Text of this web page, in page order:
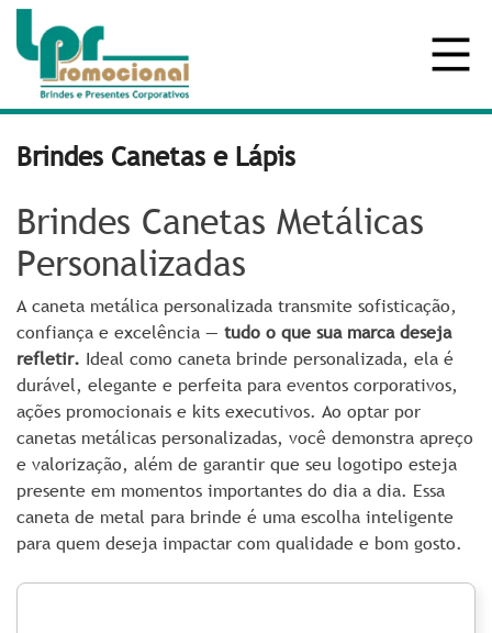
Brindes Canetas e Lápis
Brindes Canetas Metálicas
Personalizadas
A caneta metálica personalizada transmite sofisticação,
confiança e excelência — tudo o que sua marca deseja
refletir. Ideal como caneta brinde personalizada, ela é
durável, elegante e perfeita para eventos corporativos,
ações promocionais e kits executivos. Ao optar por
canetas metálicas personalizadas, você demonstra apreço
e valorização, além de garantir que seu logotipo esteja
presente em momentos importantes do dia a dia. Essa
caneta de metal para brinde é uma escolha inteligente
para quem deseja impactar com qualidade e bom gosto.